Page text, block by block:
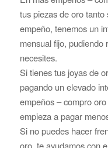
tus piezas de oro
empeño, tenemos un
mensual fijo, pudiendo
necesites.
Si tienes tus joyas de
pagando un elevado
empeños – compro
empieza a pagar
Si no puedes hacer